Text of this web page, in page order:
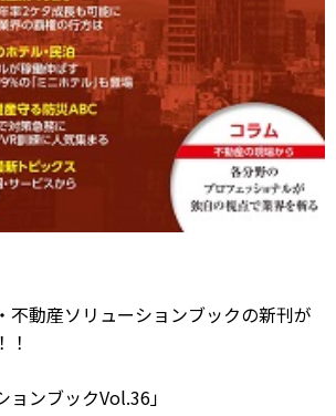
不動産ソリューションブックの新刊が
ョンブックVol.36」